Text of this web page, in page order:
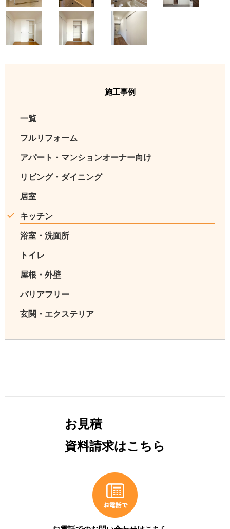
31
施工事例
一覧
フルリフォーム
アパート・マンションオーナー向け
リビング・ダイニング
居室
キッチン
浴室・洗面所
トイレ
屋根・外壁
バリアフリー
玄関・エクステリア
お見積
資料請求はこちら